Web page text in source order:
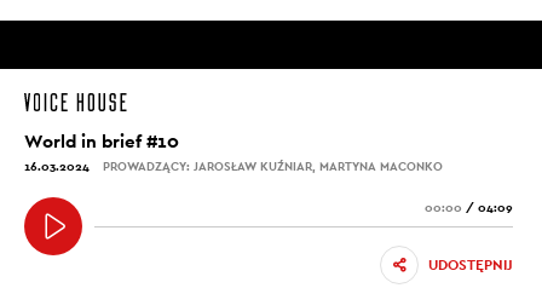
World in brief #10
16.03.2024 PROWADZĄCY: JAROSŁAW KUŹNIAR, MARTYNA MACONKO
00:00 / 04:09
UDOSTĘPNIJ